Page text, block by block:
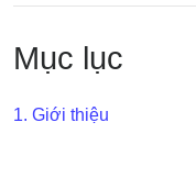
BIN
Generator
BIN
Checker
v2
Mục lục
1. Giới thiệu